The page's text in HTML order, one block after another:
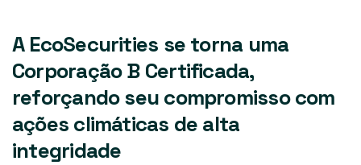
A EcoSecurities se torna uma
Corporação B Certificada,
reforçando seu compromisso com
ações climáticas de alta
integridade